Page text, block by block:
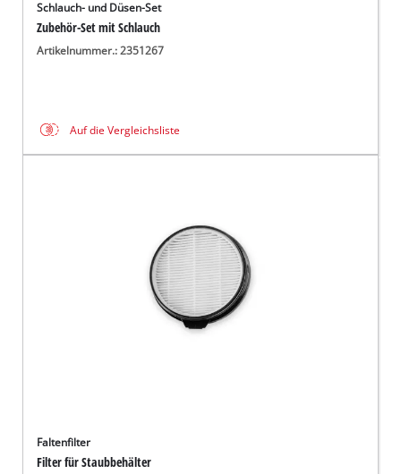
Schlauch- und Düsen-Set
Zubehör-Set mit Schlauch
Artikelnummer.: 2351267
Auf die Vergleichsliste
Faltenfilter
Filter für Staubbehälter